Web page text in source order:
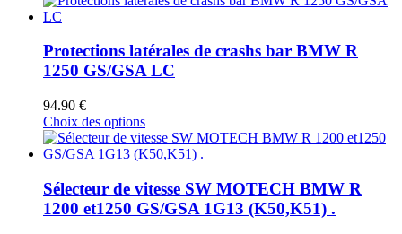
Protections latérales de crashs bar BMW R
1250 GS/GSA LC
94.90 €
Choix des optionsCe
produit
a
variations.
Les
options
Sélecteur de vitesse SW MOTECH BMW R
1200 et1250 GS/GSA 1G13 (K50,K51) .